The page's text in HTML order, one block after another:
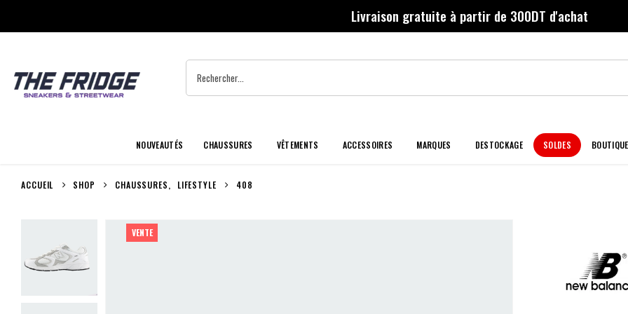
Livraison gratuite à partir de 300DT d'achat
NOUVEAUTÉS CHAUSSURES VÊTEMENTS ACCESSOIRES MARQUES DESTOCKAGE SOLDES
ACCUEIL SHOP CHAUSSURES, LIFESTYLE 408
VENTE